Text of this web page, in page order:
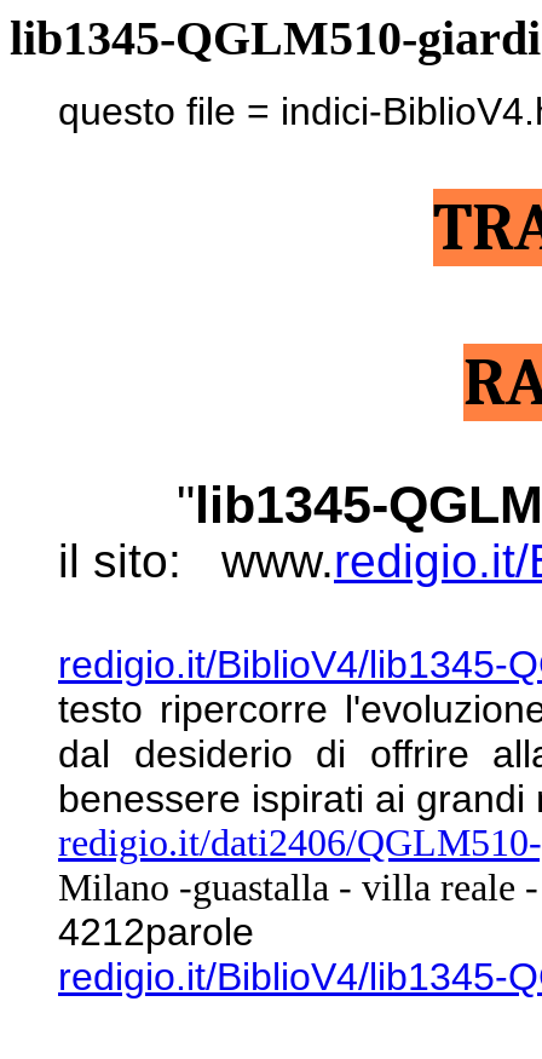
lib1345-QGLM510-
questo file = indici-
"lib1345-
il sito: www.
redigio.it/BiblioV4/lib1345-
testo ripercorre
dal desiderio di offrire
benessere ispirati ai
redigio.it/dati2406/
Milano -guastalla - villa reale
4212parole
redigio.it/BiblioV4/lib1345-